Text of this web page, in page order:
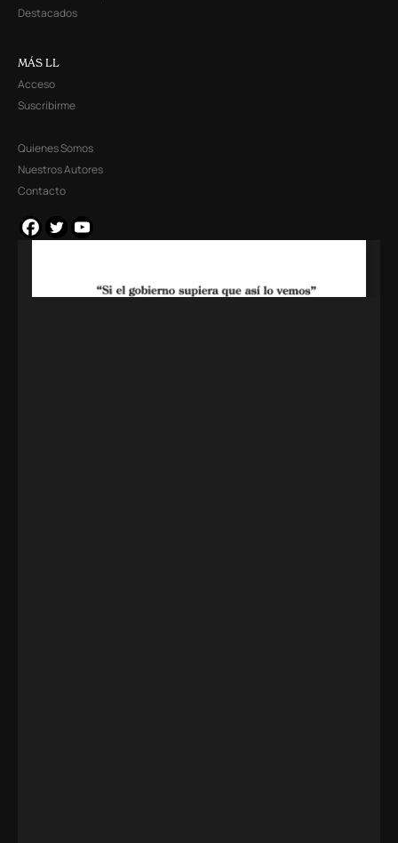
Destacados
MÁS LL
Acceso
Suscribirme
Quienes Somos
Nuestros Autores
Contacto